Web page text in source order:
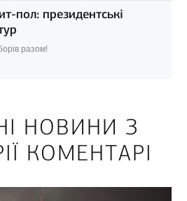
пол: президентські
разом!
НОВИНИ З
КОМЕНТАРІ